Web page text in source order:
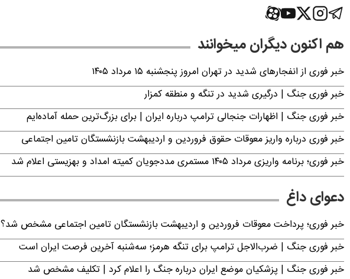
هم اکنون دیگران میخوانند
خبر فوری از انفجارهای شدید در تهران امروز پنجشنبه ۱۵ مرداد ۱۴۰۵
خبر فوری جنگ | درگیری شدید در تنگه و منطقه کمزار
خبر فوری جنگ | اظهارات جنجالی ترامپ درباره ایران | برای بزرگ‌ترین حمله آماده‌ایم
خبر فوری درباره واریز معوقات حقوق فروردین و اردیبهشت بازنشستگان تامین اجتماعی
خبر فوری؛ برنامه واریزی مرداد ۱۴۰۵ مستمری مددجویان کمیته امداد و بهزیستی اعلام شد
دعوای داغ
خبر فوری؛ پرداخت معوقات فروردین و اردیبهشت بازنشستگان تامین اجتماعی مشخص شد؟
خبر فوری جنگ | ضرب‌الاجل ترامپ برای تنگه هرمز؛ سه‌شنبه آخرین فرصت ایران است
خبر فوری جنگ | پزشکیان موضع ایران درباره جنگ را اعلام کرد | تکلیف مشخص شد